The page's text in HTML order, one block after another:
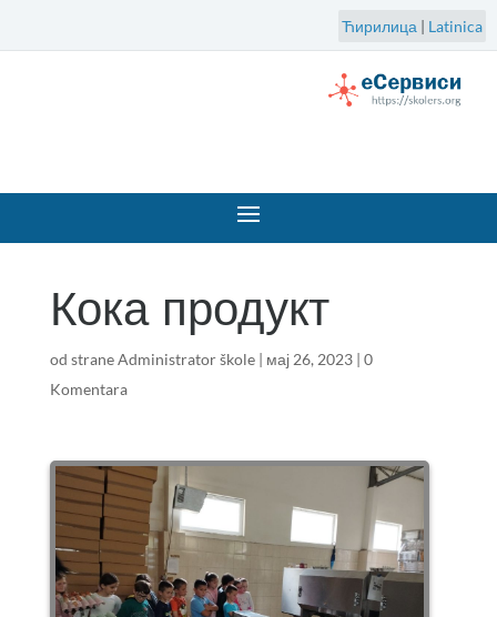
Ћирилица | Latinica
Кока продукт
od straneAdministrator škole| мај 26, 2023| 0
Komentara